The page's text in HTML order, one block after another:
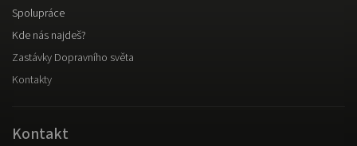
Spolupráce
Kde nás najdeš?
Zastávky Dopravního světa
Kontakty
Kontakt